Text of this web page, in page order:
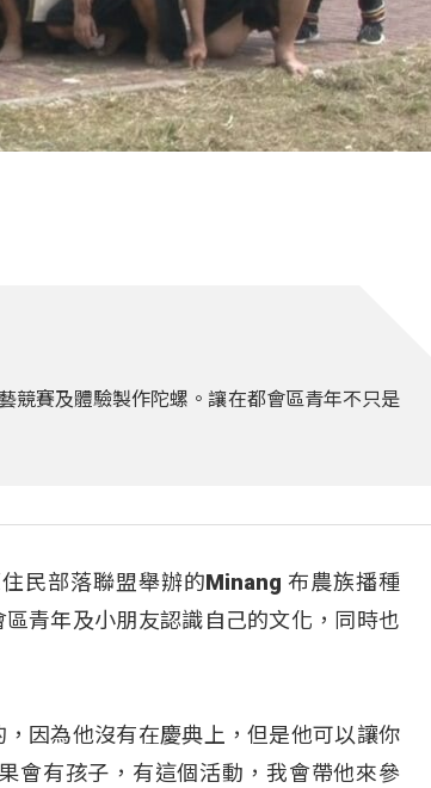
競賽及體驗製作陀螺。讓在都會區青年不只是
民部落聯盟舉辦的Minang 布農族播種
青年及小朋友認識自己的文化，同時也
因為他沒有在慶典上，但是他可以讓你
會有孩子，有這個活動，我會帶他來參